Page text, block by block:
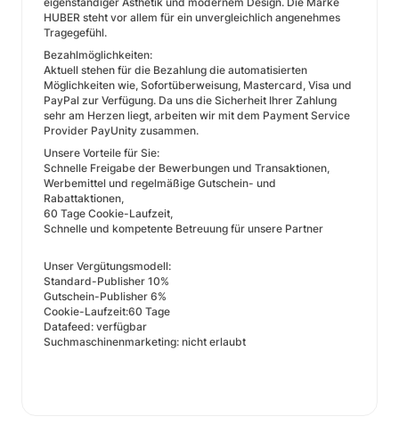
HUBER steht vor allem für ein unvergleichlich angenehmes
Tragegefühl.
Bezahlmöglichkeiten:
Aktuell stehen für die Bezahlung die automatisierten
Möglichkeiten wie, Sofortüberweisung, Mastercard, Visa und
PayPal zur Verfügung. Da uns die Sicherheit Ihrer Zahlung
sehr am Herzen liegt, arbeiten wir mit dem Payment Service
Provider PayUnity zusammen.
Unsere Vorteile für Sie:
Schnelle Freigabe der Bewerbungen und Transaktionen,
Werbemittel und regelmäßige Gutschein- und
Rabattaktionen,
60 Tage Cookie-Laufzeit,
Schnelle und kompetente Betreuung für unsere Partner
Unser Vergütungsmodell:
Standard-Publisher 10%
Gutschein-Publisher 6%
Cookie-Laufzeit:60 Tage
Datafeed: verfügbar
Suchmaschinenmarketing: nicht erlaubt